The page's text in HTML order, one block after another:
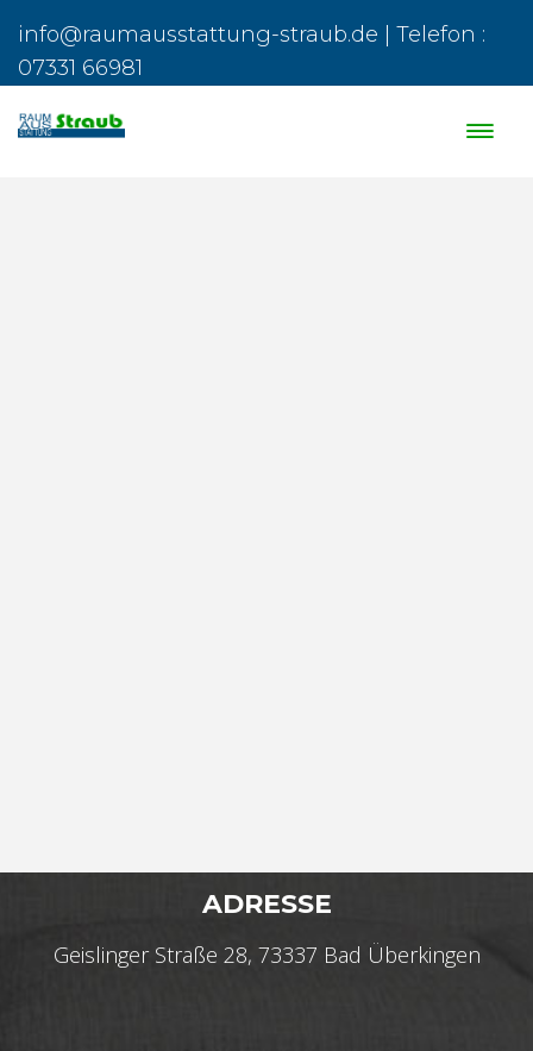
info@raumausstattung-straub.de | Telefon :
07331 66981
ADRESSE
Geislinger Straße 28, 73337 Bad Überkingen